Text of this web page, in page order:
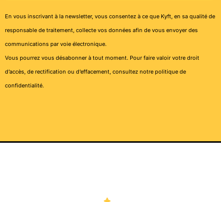
En vous inscrivant à la newsletter, vous consentez à ce que Kyft, en sa qualité de
responsable de traitement, collecte vos données afin de vous envoyer des
communications par voie électronique.
Vous pourrez vous désabonner à tout moment. Pour faire valoir votre droit
d’accès, de rectification ou d’effacement, consultez notre politique de
confidentialité.